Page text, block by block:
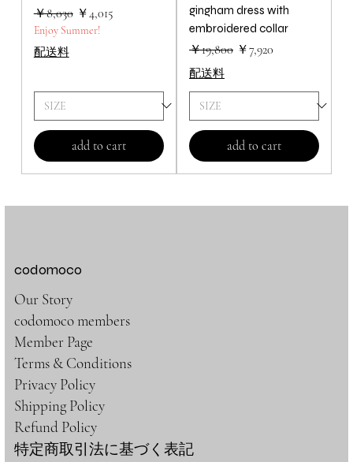
通常価格
￥8,030 セール価格
￥4,015
Enjoy Summer!
配送料
add to cart
gingham dress with
embroidered collar
通常価格
￥19,800 セール価格
￥7,920
配送料
add to cart
codomoco
Our Story
codomoco members
Member Page
Terms & Conditions
Privacy Policy
Shipping Policy
Refund Policy
特定商取引法に基づく表記